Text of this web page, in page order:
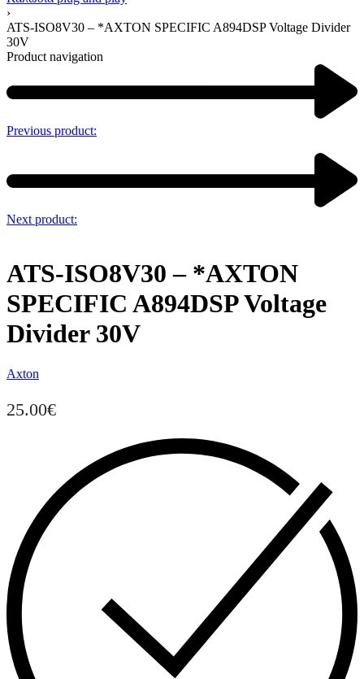
›
ATS-ISO8V30 – *AXTON SPECIFIC A894DSP Voltage Divider
30V
Product navigation
Previous product:
Next product:
ATS-ISO8V30 – *AXTON
SPECIFIC A894DSP Voltage
Divider 30V
Axton
25.00€